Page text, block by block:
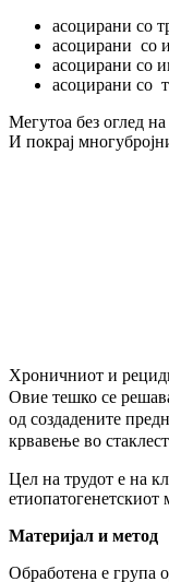
асоцирани со
асоцирани со
асоцирани со
асоцирани со
Мегутоа без оглед
И покрај
Хроничниот и
Овие тешко се
од создадените
крвавење во
Цел на трудот е на
Материјал и метод
Обработена е група